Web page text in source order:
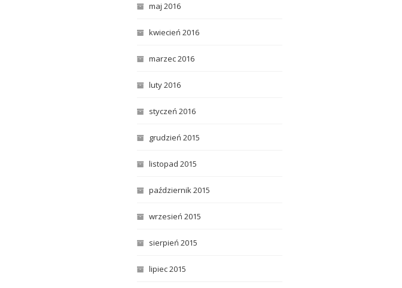
maj 2016
kwiecień 2016
marzec 2016
luty 2016
styczeń 2016
grudzień 2015
listopad 2015
październik 2015
wrzesień 2015
sierpień 2015
lipiec 2015